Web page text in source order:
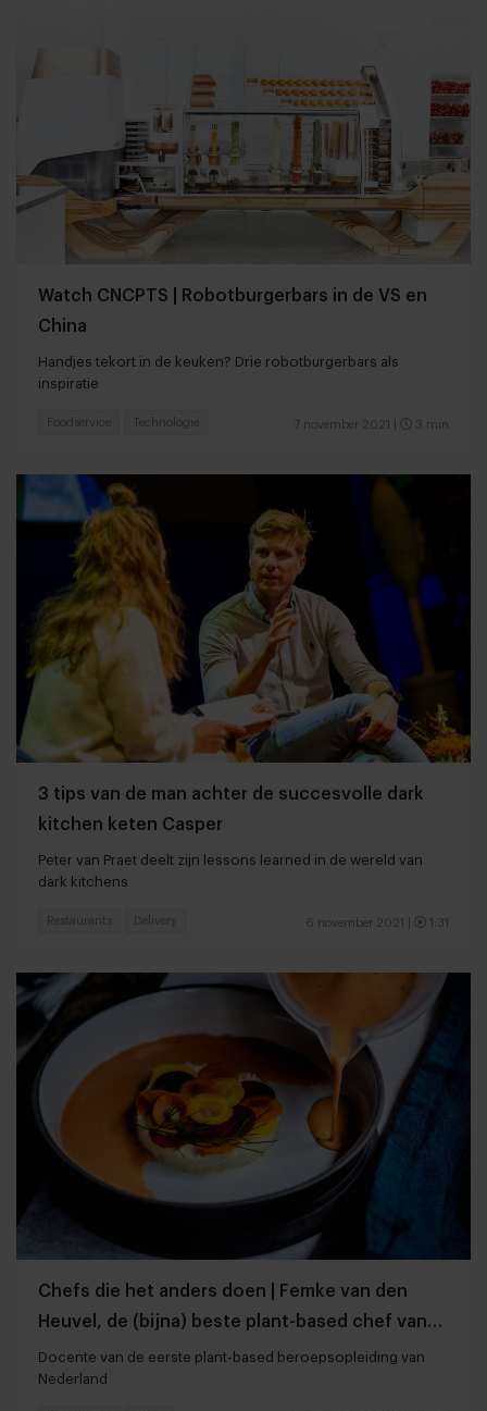
Watch CNCPTS | Robotburgerbars in de VS en
China
Handjes tekort in de keuken? Drie robotburgerbars als
inspiratie
7 november 2021 3 min
Foodservice Technologie
3 tips van de man achter de succesvolle dark
kitchen keten Casper
Peter van Praet deelt zijn lessons learned in de wereld van
dark kitchens
6 november 2021 1:31
Restaurants Delivery
Chefs die het anders doen | Femke van den
Heuvel, de (bijna) beste plant-based chef van
Europa
Docente van de eerste plant-based beroepsopleiding van
Nederland